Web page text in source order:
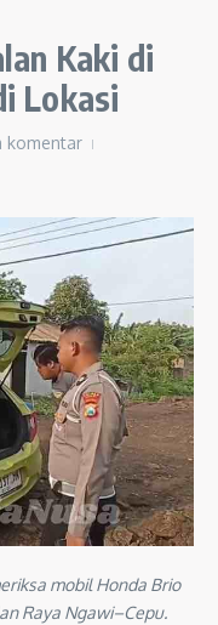
Kaki di
Lokasi
komentar
mobil Honda Brio
Raya Ngawi–Cepu.